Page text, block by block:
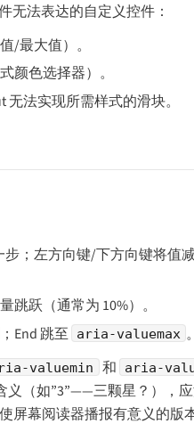
无法表达的自定义控件：
/最大值）。
颜色选择器）。
法实现所需样式的滑块。
；左方向键/下方向键将值
跳跃（通常为 10%）。
；End 跳至 aria-valuemax
valuemin 和
aria-
义（如”3”——三颗星？），
使屏幕阅读器播报有意义的版